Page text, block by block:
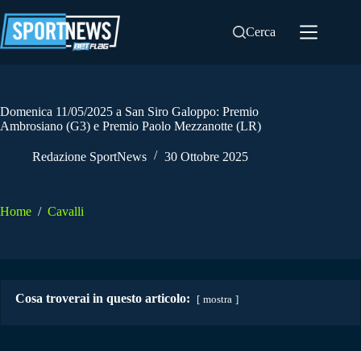
al
contenuto
Cerca
Domenica 11/05/2025 a San Siro Galoppo: Premio
Ambrosiano (G3) e Premio Paolo Mezzanotte (LR)
Redazione SportNews 30 Ottobre 2025
Home / Cavalli
Cosa troverai in questo articolo: mostra